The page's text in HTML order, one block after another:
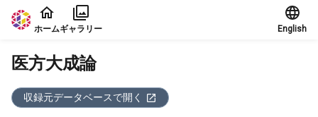
本文に飛ぶ
ホームギャラリー English
医方大成論
収録元データベースで開く